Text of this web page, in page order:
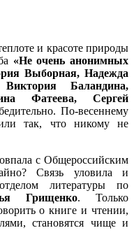
и красоте природы
«Не очень анонимных
Выборная, Надежда
Баландина,
Фатеева, Сергей
По-весеннему
так, что никому не
с Общероссийским
Связь уловила и
литературы по
Грищенко. Только
о книге и чтении,
становятся чище и